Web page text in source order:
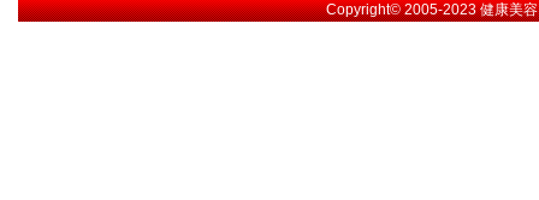
Copyright© 2005-2023健康美